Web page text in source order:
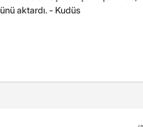
aktardı. - Kudüs